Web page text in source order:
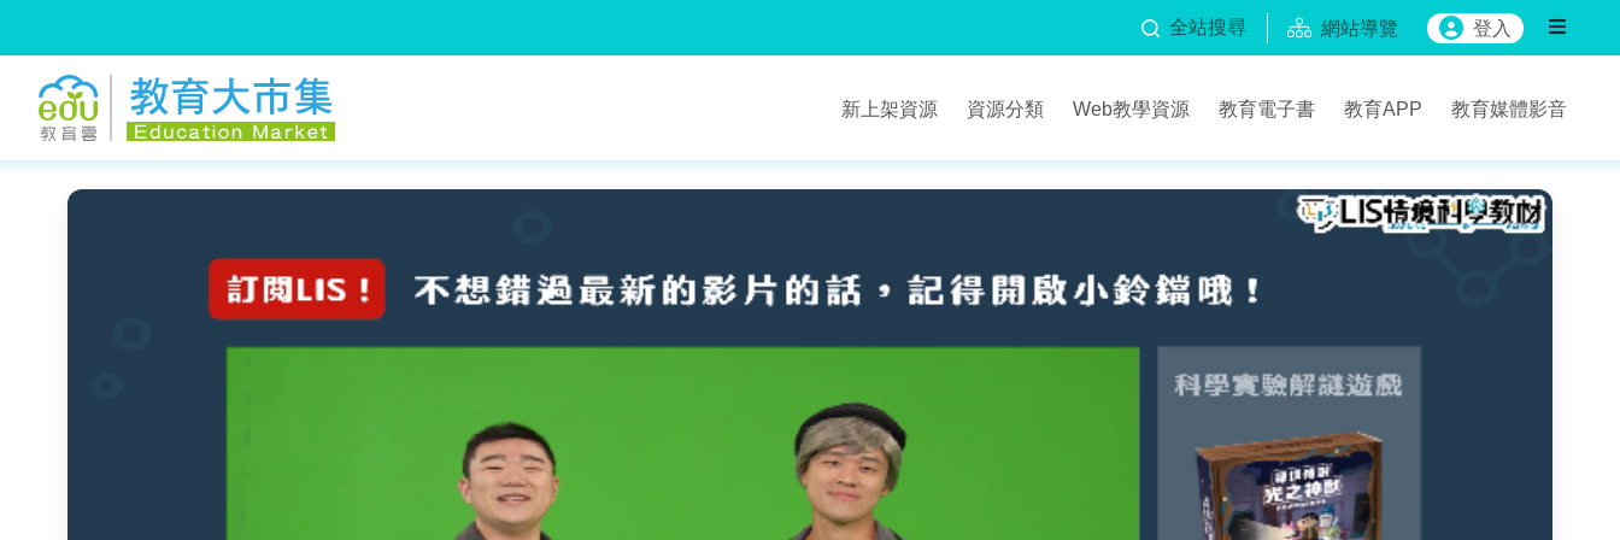
全站搜尋 網站導覽 登入
新上架資源 資源分類 Web教學資源 教育電子書 教育APP 教育媒體影音